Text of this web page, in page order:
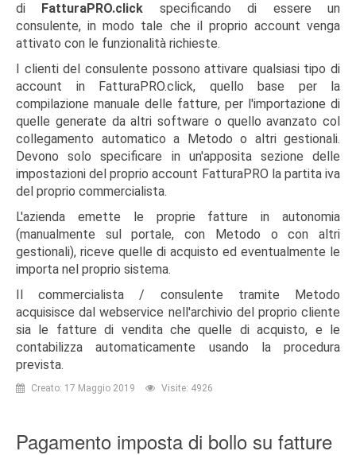
di
FatturaPRO.click specificando di essere un
consulente, in modo tale che il proprio account venga
attivato con le funzionalità richieste.
I clienti del consulente possono attivare qualsiasi tipo di
account in FatturaPRO.click, quello base per la
compilazione manuale delle fatture, per l'importazione di
quelle generate da altri software o quello avanzato col
collegamento automatico a Metodo o altri gestionali.
Devono solo specificare in un'apposita sezione delle
impostazioni del proprio account FatturaPRO la partita iva
del proprio commercialista.
L'azienda emette le proprie fatture in autonomia
(manualmente sul portale, con Metodo o con altri
gestionali), riceve quelle di acquisto ed eventualmente le
importa nel proprio sistema.
Il commercialista / consulente tramite Metodo
acquisisce dal webservice nell'archivio del proprio cliente
sia le fatture di vendita che quelle di acquisto, e le
contabilizza automaticamente usando la procedura
prevista.
Creato: 17 Maggio 2019 Visite: 4926
Pagamento imposta di bollo su fatture